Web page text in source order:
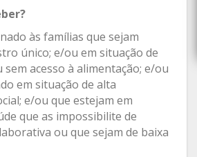
às famílias que sejam
único; e/ou em situação de
acesso à alimentação; e/ou
em situação de alta
e/ou que estejam em
que as impossibilite de
ou que sejam de baixa